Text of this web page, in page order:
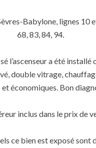
Babylone, lignes 10
68, 83, 84, 94.
l’ascenseur a été installé
double vitrage,
économiques. Bon
inclus dans le prix de
ce bien est exposé sont